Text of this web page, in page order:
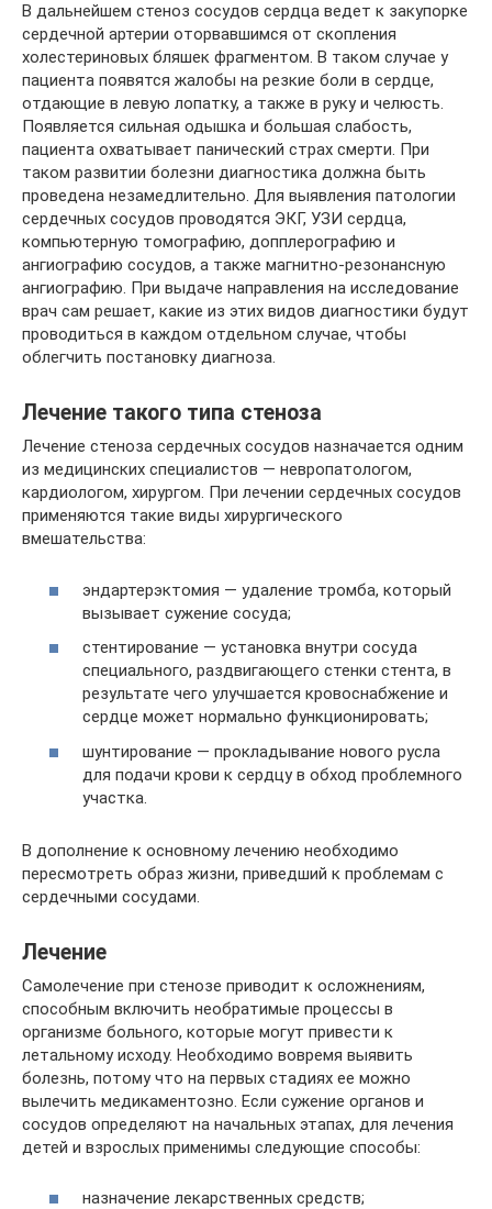
В дальнейшем стеноз сосудов сердца ведет к закупорке
сердечной артерии оторвавшимся от скопления
холестериновых бляшек фрагментом. В таком случае у
пациента появятся жалобы на резкие боли в сердце,
отдающие в левую лопатку, а также в руку и челюсть.
Появляется сильная одышка и большая слабость,
пациента охватывает панический страх смерти. При
таком развитии болезни диагностика должна быть
проведена незамедлительно. Для выявления патологии
сердечных сосудов проводятся ЭКГ, УЗИ сердца,
компьютерную томографию, допплерографию и
ангиографию сосудов, а также магнитно-резонансную
ангиографию. При выдаче направления на исследование
врач сам решает, какие из этих видов диагностики будут
проводиться в каждом отдельном случае, чтобы
облегчить постановку диагноза.
Лечение такого типа стеноза
Лечение стеноза сердечных сосудов назначается одним
из медицинских специалистов — невропатологом,
кардиологом, хирургом. При лечении сердечных сосудов
применяются такие виды хирургического
вмешательства:
эндартерэктомия — удаление тромба, который
вызывает сужение сосуда;
стентирование — установка внутри сосуда
специального, раздвигающего стенки стента, в
результате чего улучшается кровоснабжение и
сердце может нормально функционировать;
шунтирование — прокладывание нового русла
для подачи крови к сердцу в обход проблемного
участка.
В дополнение к основному лечению необходимо
пересмотреть образ жизни, приведший к проблемам с
сердечными сосудами.
Лечение
Самолечение при стенозе приводит к осложнениям,
способным включить необратимые процессы в
организме больного, которые могут привести к
летальному исходу. Необходимо вовремя выявить
болезнь, потому что на первых стадиях ее можно
вылечить медикаментозно. Если сужение органов и
сосудов определяют на начальных этапах, для лечения
детей и взрослых применимы следующие способы:
назначение лекарственных средств;